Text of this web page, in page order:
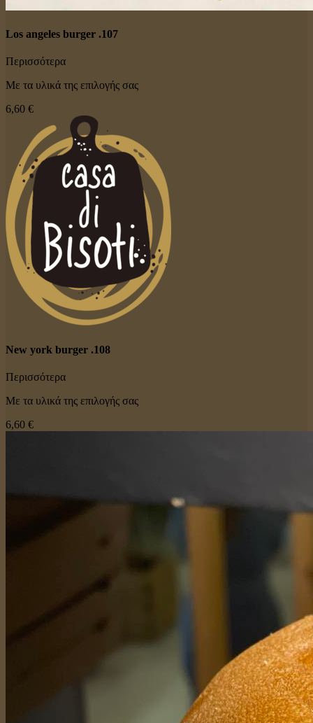
Los angeles burger .107
Περισσότερα
Με τα υλικά της επιλογής σας
6,60 €
New york burger .108
Περισσότερα
Με τα υλικά της επιλογής σας
6,60 €